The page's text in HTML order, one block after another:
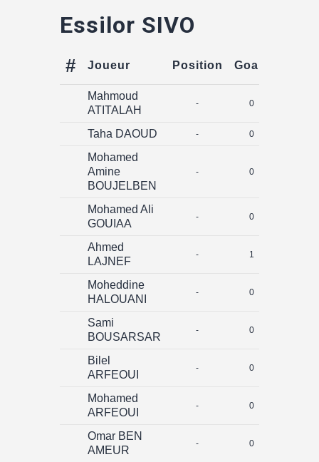
Essilor SIVO
# Joueur Position Goals
Mahmoud
ATITALAH
- 0
Taha DAOUD - 0
Mohamed
Amine
BOUJELBEN
- 0
Mohamed Ali
GOUIAA
- 0
Ahmed
LAJNEF
- 1
Moheddine
HALOUANI
- 0
Sami
BOUSARSAR
- 0
Bilel
ARFEOUI
- 0
Mohamed
ARFEOUI
- 0
Omar BEN
AMEUR
- 0